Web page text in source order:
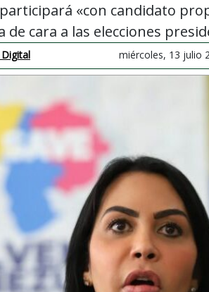
«con candidato
cara a las elecciones
miércoles, 13 julio